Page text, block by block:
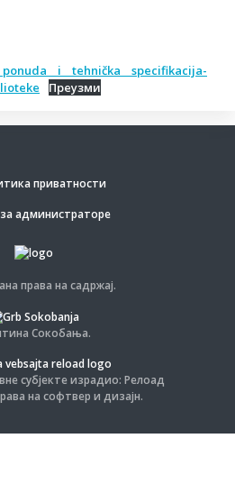
i tehnička specifikacija-
Преузми
приватности
администраторе
права на садржај.
Сокобања.
субјекте израдио: Релоад
на софтвер и дизајн.